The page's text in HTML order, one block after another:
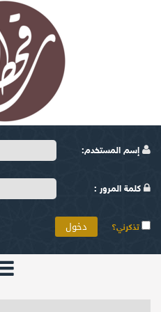
إسم المستخدم:
كلمة المرور :
تذكرني؟